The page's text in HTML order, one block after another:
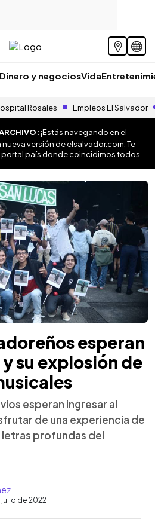
Dinero y negociosVida
Rosales Empleos El Salvador
¡Estás navegando en el
nueva versión deelsalvador.com . Te
portal país donde coincidimos todos.
esperan
su explosión de
esperan ingresar al
de una experiencia de
profundas del
de 2022